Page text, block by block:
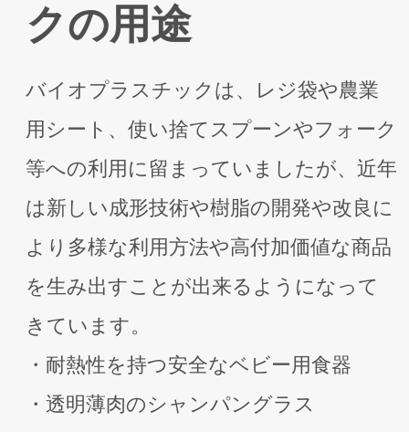
クの⽤途
バイオプラスチックは、レジ袋や農業
⽤シート、使い捨てスプーンやフォーク
等への利⽤に留まっていましたが、近年
は新しい成形技術や樹脂の開発や改良に
より多様な利⽤⽅法や⾼付加価値な商品
を⽣み出すことが出来るようになって
きています。
・耐熱性を持つ安全なベビー⽤⾷器
・透明薄⾁のシャンパングラス